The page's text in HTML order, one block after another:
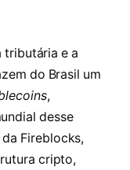
tributária e a
do Brasil um
,
desse
Fireblocks,
cripto,